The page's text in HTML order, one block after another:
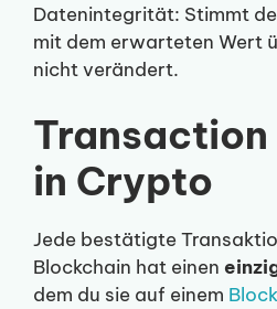
Datenintegrität: Stimmt
mit dem erwarteten Wert
nicht verändert.
Transaction
in Crypto
Jede bestätigte
Blockchain hat einen
dem du sie auf einem